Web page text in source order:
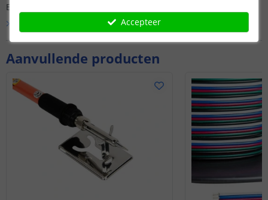
Aanvullende producten
Er is nog geen vraag gesteld over dit product.
Vraag & antwoordAccepteer